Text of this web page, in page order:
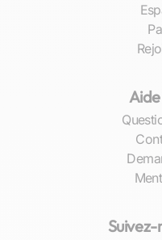
.
difficultés ou
permettra
Ces conseils simples
aideront à maximiser
particuliers et à
réussite scolaire en
Sherpas.com, notre
de chaque élèveSuivez-